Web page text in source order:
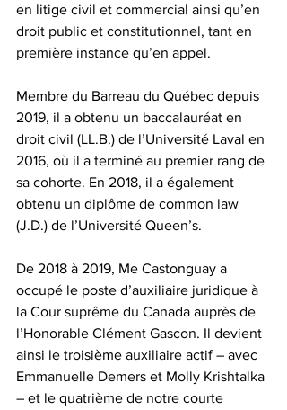
en litige civil et commercial ainsi qu’en
droit public et constitutionnel, tant en
première instance qu’en appel.
Membre du Barreau du Québec depuis
2019, il a obtenu un baccalauréat en
droit civil (LL.B.) de l’Université Laval en
2016, où il a terminé au premier rang de
sa cohorte. En 2018, il a également
obtenu un diplôme de common law
(J.D.) de l’Université Queen’s.
De 2018 à 2019, Me Castonguay a
occupé le poste d’auxiliaire juridique à
la Cour suprême du Canada auprès de
l’Honorable Clément Gascon. Il devient
ainsi le troisième auxiliaire actif – avec
Emmanuelle Demers et Molly Krishtalka
– et le quatrième de notre courte